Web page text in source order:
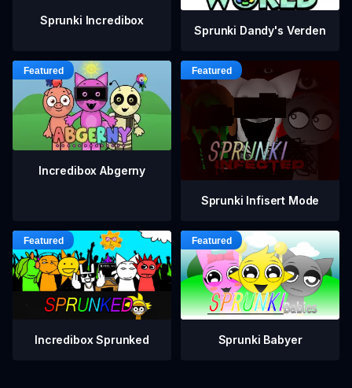
Sprunki Incredibox
Sprunki Dandy's Verden
Incredibox Abgerny
Sprunki Infisert Mode
Incredibox Sprunked Sprunki Babyer